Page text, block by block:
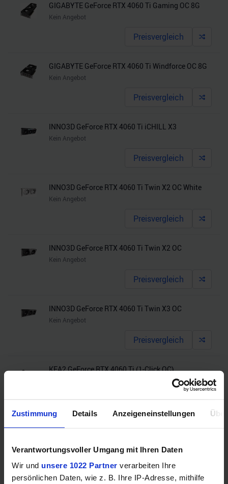
Zustimmung Details Anzeigeneinstellungen
Verantwortungsvoller Umgang mit Ihren Daten
Wir und unsere 1022 Partner verarbeiten Ihre
persönlichen Daten, wie z. B. Ihre IP-Adresse, mithilfe
GIGABYTE GeForce RTX 4060 Ti Gaming OC 8G
Kein Angebot
Preisvergleich
GIGABYTE GeForce RTX 4060 Ti Windforce OC 8G
Kein Angebot
Preisvergleich
INNO3D GeForce RTX 4060 Ti iCHILL X3
Kein Angebot
Preisvergleich
INNO3D GeForce RTX 4060 Ti Twin X2 OC White
Kein Angebot
Preisvergleich
INNO3D GeForce RTX 4060 Ti Twin X2 OC
Kein Angebot
Preisvergleich
INNO3D GeForce RTX 4060 Ti Twin X3 OC
Kein Angebot
Preisvergleich
KFA2 GeForce RTX 4060 Ti (1-Click OC)
Preisvergleich
KFA2 GeForce RTX 4060 Ti (1-Click OC)
Preisvergleich